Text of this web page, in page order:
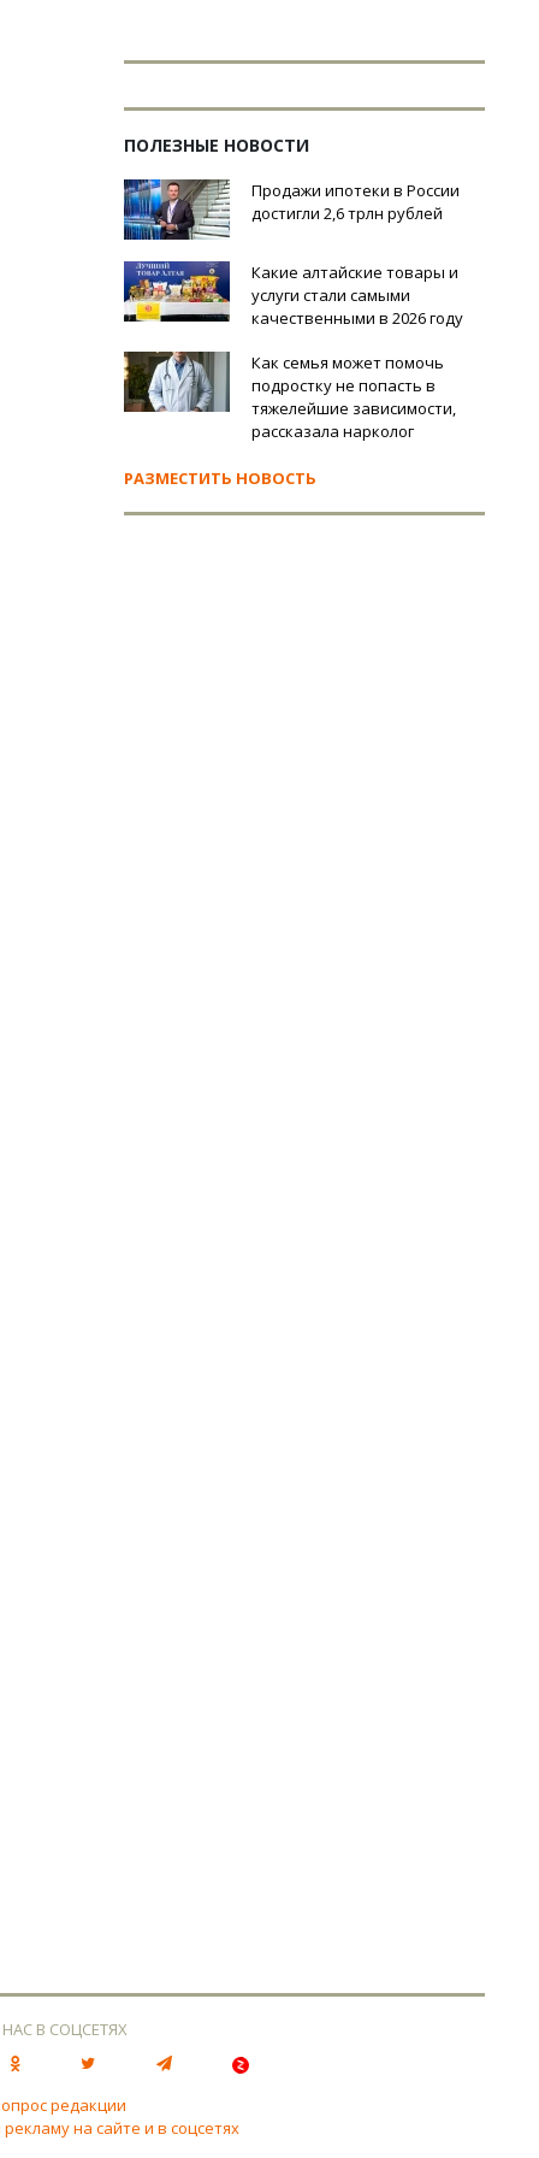
ПОЛЕЗНЫЕ НОВОСТИ
Продажи ипотеки в России
достигли 2,6 трлн рублей
Какие алтайские товары и
услуги стали самыми
качественными в 2026 году
Как семья может помочь
подростку не попасть в
тяжелейшие зависимости,
рассказала нарколог
РАЗМЕСТИТЬ НОВОСТЬ
В СОЦСЕТЯХ
редакции
на сайте и в соцсетях